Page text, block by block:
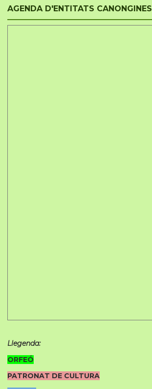
AGENDA D'ENTITATS CANONGINES
Llegenda:
ORFEÓ
PATRONAT DE CULTURA